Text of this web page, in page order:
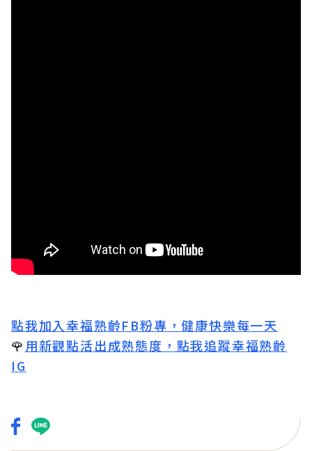
點我加入幸福熟齡FB粉專，健康快樂每一天
🌹 用新觀點活出成熟態度，點我追蹤幸福熟齡
IG